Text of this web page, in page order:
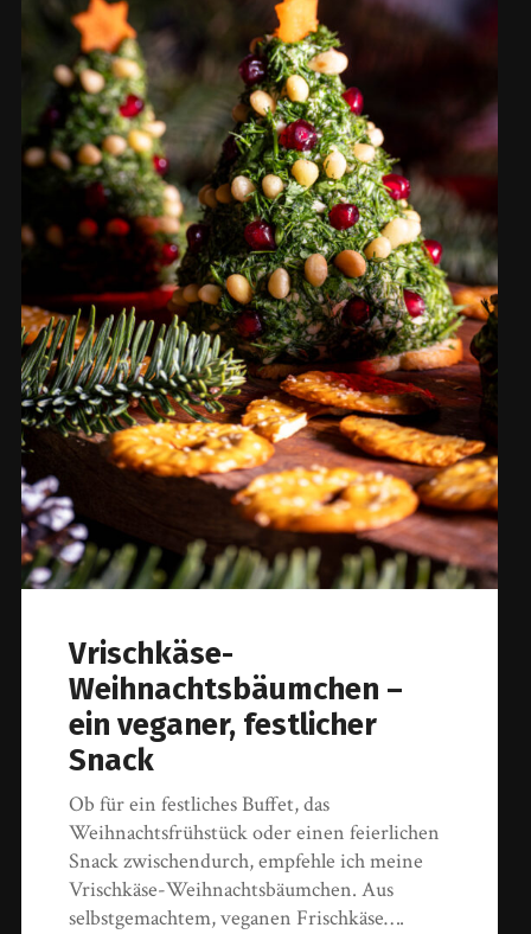
Vrischkäse-
Weihnachtsbäumchen –
ein veganer, festlicher
Snack
Ob für ein festliches Buffet, das
Weihnachtsfrühstück oder einen feierlichen
Snack zwischendurch, empfehle ich meine
Vrischkäse-Weihnachtsbäumchen. Aus
selbstgemachtem, veganen Frischkäse….